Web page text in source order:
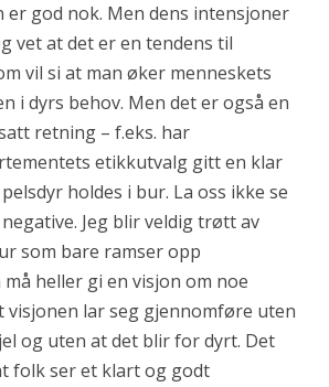
er god nok. Men dens intensjoner
vet at det er en tendens til
vil si at man øker menneskets
i dyrs behov. Men det er også en
retning – f.eks. har
etikkutvalg gitt en klar
holdes i bur. La oss ikke se
Jeg blir veldig trøtt av
som bare ramser opp
heller gi en visjon om noe
visjonen lar seg gjennomføre uten
og uten at det blir for dyrt. Det
folk ser et klart og godt